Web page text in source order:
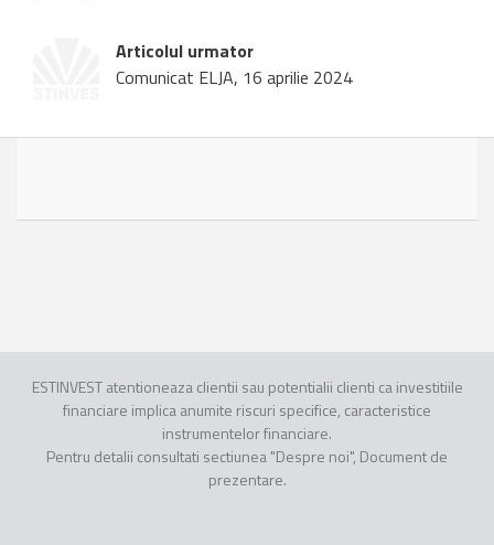
Articolul urmator
Comunicat ELJA, 16 aprilie 2024
ESTINVEST atentioneaza clientii sau potentialii clienti ca investitiile
financiare implica anumite riscuri specifice, caracteristice
instrumentelor financiare.
Pentru detalii consultati sectiunea "Despre noi", Document de
prezentare.